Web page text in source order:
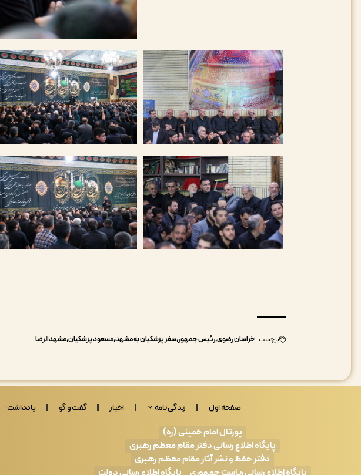
برچسب: خراسان رضویرئیس جمهورسفر پزشکیان به مشهدمسعود پزشکیانمشهدالرضا
صفحه اول زندگی نامه اخبار گفت و گو یادداشت
پورتال امام خمینی (ره)
پایگاه اطلاع رسانی دفتر مقام معظم رهبری
دفتر حفظ و نشر آثار مقام معظم رهبری